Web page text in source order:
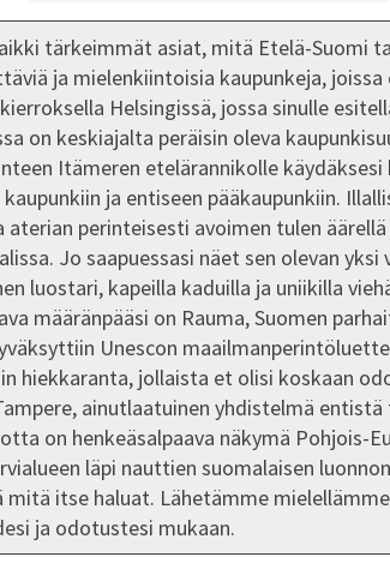
tärkeimmät asiat, mitä Etelä-Suomi
ja mielenkiintoisia kaupunkeja,
Helsingissä, jossa sinulle
on keskiajalta peräisin oleva
Itämeren etelärannikolle
kaupunkiin ja entiseen pääkaupunkiin.
perinteisesti avoimen tulen
Jo saapuessasi näet sen olevan
luostari, kapeilla kaduilla ja uniikilla
määränpääsi on Rauma, Suomen
Unescon
hiekkaranta, jollaista et olisi koskaan
ainutlaatuinen yhdistelmä
on henkeäsalpaava näkymä
läpi nauttien suomalaisen
mitä itse haluat. Lähetämme
ja odotustesi mukaan.